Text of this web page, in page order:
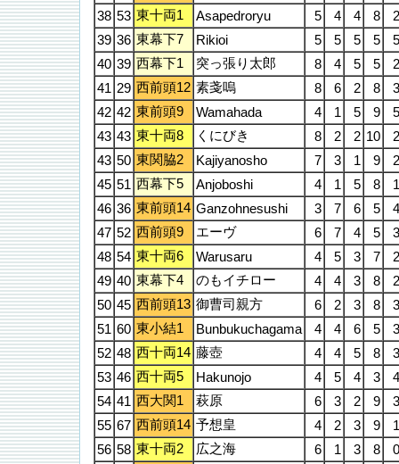
38 53 東十両1 Asapedroryu 5 4 4 8
39 36 東幕下7 Rikioi 5 5 5 5
40 39 西幕下1 突っ張り太郎 8 4 5 5
41 29 西前頭12 素戔嗚 8 6 2 8
42 42 東前頭9 Wamahada 4 1 5 9
43 43 東十両8 くにびき 8 2 2 10
43 50 東関脇2 Kajiyanosho 7 3 1 9
45 51 西幕下5 Anjoboshi 4 1 5 8
46 36 東前頭14 Ganzohnesushi 3 7 6 5
47 52 西前頭9 エーヴ 6 7 4 5
48 54 東十両6 Warusaru 4 5 3 7
49 40 東幕下4 のもイチロー 4 4 3 8
50 45 西前頭13 御曹司親方 6 2 3 8
51 60 東小結1 Bunbukuchagama 4 4 6 5
52 48 西十両14 藤壺 4 4 5 8
53 46 西十両5 Hakunojo 4 5 4 3
54 41 西大関1 萩原 6 3 2 9
55 67 西前頭14 予想皇 4 2 3 9
56 58 東十両2 広之海 6 1 3 8